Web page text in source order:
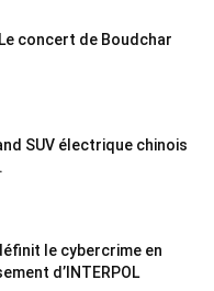
concert de Boudchar
SUV électrique chinois
le cybercrime en
d’INTERPOL